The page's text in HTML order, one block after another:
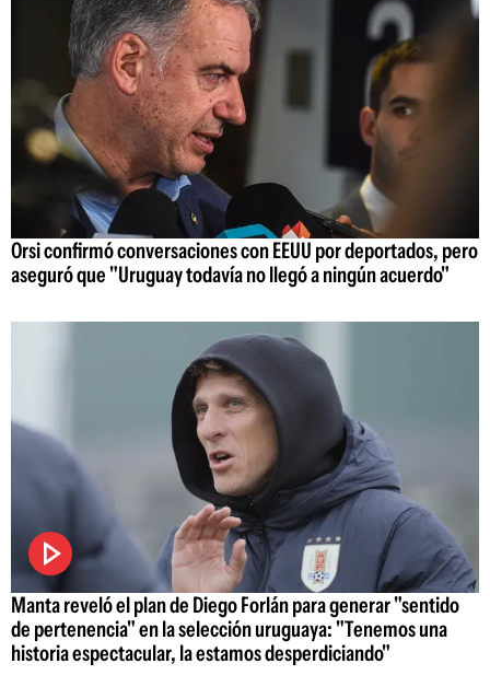
Orsi confirmó conversaciones con EEUU por deportados, pero
aseguró que "Uruguay todavía no llegó a ningún acuerdo"
Manta reveló el plan de Diego Forlán para generar "sentido
de pertenencia" en la selección uruguaya: "Tenemos una
historia espectacular, la estamos desperdiciando"